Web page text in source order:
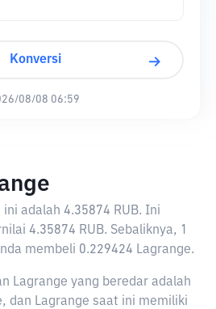
Konversi
08/08 06:59
ini adalah 4.35874 RUB. Ini
4.35874 RUB. Sebaliknya, 1
membeli 0.229424 Lagrange.
Lagrange yang beredar adalah
dan Lagrange saat ini memiliki